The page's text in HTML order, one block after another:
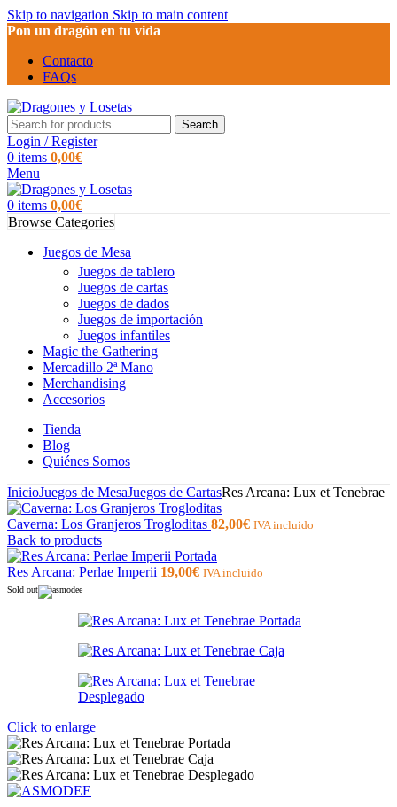
Skip to navigation Skip to main content
Pon un dragón en tu vida
Contacto
FAQs
Search
Login / Register
0 items 0,00€
Menu
0 items 0,00€
Browse Categories
Juegos de Mesa
Juegos de tablero
Juegos de cartas
Juegos de dados
Juegos de importación
Juegos infantiles
Magic the Gathering
Mercadillo 2ª Mano
Merchandising
Accesorios
Tienda
Blog
Quiénes Somos
InicioJuegos de MesaJuegos de CartasRes Arcana: Lux et Tenebrae
Caverna: Los Granjeros Trogloditas 82,00€ IVA incluido
Back to products
Res Arcana: Perlae Imperii 19,00€ IVA incluido
Sold out
Click to enlarge